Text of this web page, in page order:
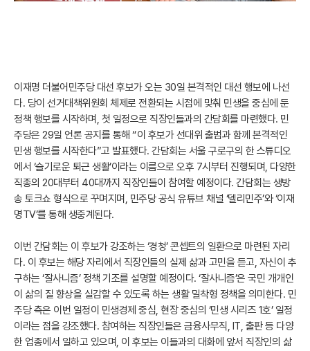
이재명 더불어민주당 대선 후보가 오는 30일 본격적인 대선 행보에 나선
다. 당이 선거대책위원회 체제로 전환되는 시점에 맞춰 민생을 중심에 둔
정책 행보를 시작하며, 첫 일정으로 직장인들과의 간담회를 마련했다. 민
주당은 29일 언론 공지를 통해 “이 후보가 선대위 출범과 함께 본격적인
민생 행보를 시작한다”고 발표했다. 간담회는 서울 구로구의 한 스튜디오
에서 ‘슬기로운 퇴근 생활’이라는 이름으로 오후 7시부터 진행되며, 다양한
직종의 20대부터 40대까지 직장인들이 참여할 예정이다. 간담회는 생방
송 토크쇼 형식으로 꾸며지며, 민주당 공식 유튜브 채널 ‘델리민주’와 ‘이재
명TV’를 통해 생중계된다.
이번 간담회는 이 후보가 강조하는 ‘경청’ 콘셉트의 일환으로 마련된 자리
다. 이 후보는 해당 자리에서 직장인들의 실제 삶과 고민을 듣고, 자신이 추
구하는 ‘잘사니즘’ 정책 기조를 설명할 예정이다. ‘잘사니즘’은 국민 개개인
이 삶의 질 향상을 실감할 수 있도록 하는 생활 밀착형 정책을 의미한다. 민
주당 측은 이번 일정이 민생경제 중심, 현장 중심의 ‘민생 시리즈 1호’ 일정
이라는 점을 강조했다. 참여하는 직장인들은 금융사무직, IT, 출판 등 다양
한 업종에서 일하고 있으며, 이 후보는 이들과의 대화에 앞서 직장인의 삶